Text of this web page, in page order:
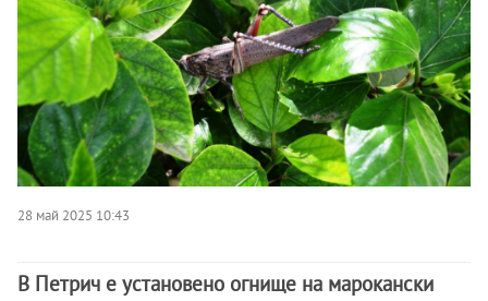
28 май 2025 10:43
В Петрич е установено огнище на марокански